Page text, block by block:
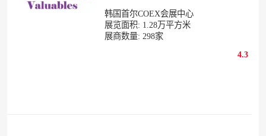
韩国首尔COEX会展中心
展览面积: 1.28万平方米
展商数量: 298家
4.3